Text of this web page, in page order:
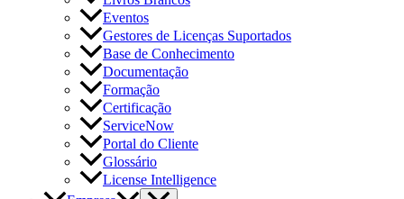
Eventos
Gestores de Licenças Suportados
Base de Conhecimento
Documentação
Formação
Certificação
ServiceNow
Portal do Cliente
Glossário
License Intelligence